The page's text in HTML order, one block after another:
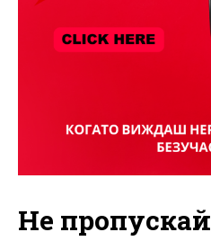
Не пропускай